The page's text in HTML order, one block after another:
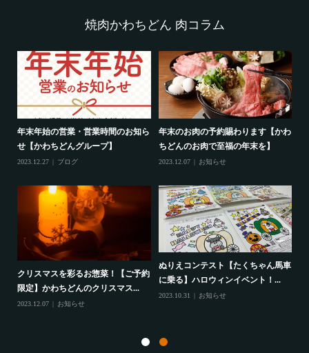
焼肉かわちどん 肉コラム
年末年始の営業・営業時間のお知ら
せ【かわちどんグループ】
2023.12.27 ブログ
年末のお肉の予約賜わります【かわ
ちどんのお肉で至福の年末を】
2023.12.07 お知らせ
クリスマスを彩るお惣菜！【ご予約
限定】かわちどんのクリスマス...
2023.12.07 お知らせ
ぬりえコンテスト【たくちゃん馬車
に乗る】ハロウィンイベント！...
2023.10.31 お知らせ